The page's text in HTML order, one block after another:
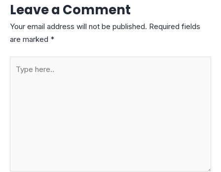
Leave a Comment
Your email address will not be published. Required fields
are marked *
here..